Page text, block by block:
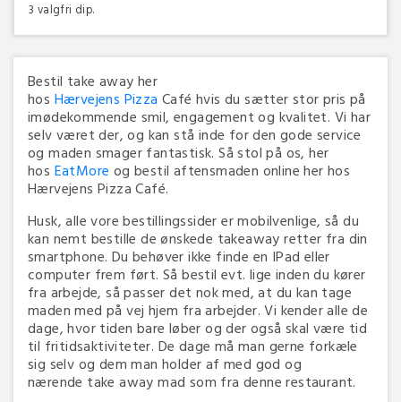
3 valgfri dip.
Bestil take away her
hos Hærvejens Pizza Café hvis du sætter stor pris på
imødekommende smil, engagement og kvalitet. Vi har
selv været der, og kan stå inde for den gode service
og maden smager fantastisk. Så stol på os, her
hos EatMore og bestil aftensmaden online her hos
Hærvejens Pizza Café.
Husk, alle vore bestillingssider er mobilvenlige, så du
kan nemt bestille de ønskede takeaway retter fra din
smartphone. Du behøver ikke finde en IPad eller
computer frem ført. Så bestil evt. lige inden du kører
fra arbejde, så passer det nok med, at du kan tage
maden med på vej hjem fra arbejder. Vi kender alle de
dage, hvor tiden bare løber og der også skal være tid
til fritidsaktiviteter. De dage må man gerne forkæle
sig selv og dem man holder af med god og
nærende take away mad som fra denne restaurant.